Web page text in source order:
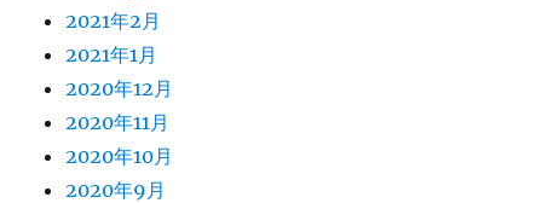
2021年2月
2021年1月
2020年12月
2020年11月
2020年10月
2020年9月